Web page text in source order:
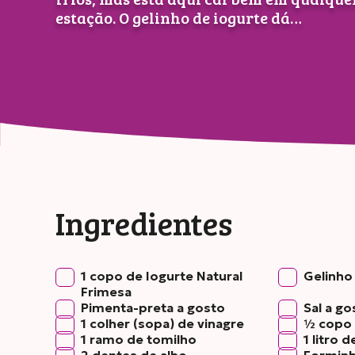
estação. O gelinho de iogurte dá…
Ingredientes
1 copo de Iogurte Natural
Frimesa
Pimenta-preta a gosto
Sal a
1 colher (sopa) de vinagre
½ copo
1 ramo de tomilho
1 litro